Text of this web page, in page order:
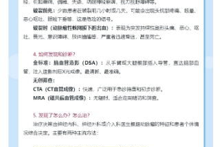
内分泌科
皮肤科
超声诊断